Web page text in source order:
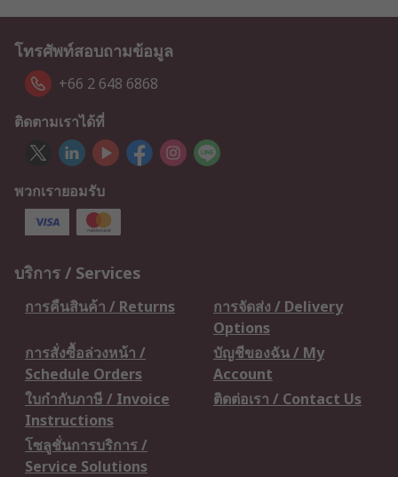
โทรศัพท์สอบถามข้อมูล
+66 2 648 6868
ติดตามเราได้ที่
พวกเรายอมรับ
บริการ / Services
การคืนสินค้า / Returns
การจัดส่ง / Delivery
Options
การสั่งซื้อล่วงหน้า /
Schedule Orders
บัญชีของฉัน / My
Account
ใบกำกับภาษี / Invoice
Instructions
ติดต่อเรา / Contact Us
โซลูชั่นการบริการ /
Service Solutions